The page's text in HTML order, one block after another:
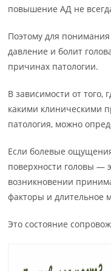
повышение АД не
Поэтому для понимания
давление и болит
причинах патологии.
В зависимости от того,
какими клиническими
патология, можно
Если болевые
поверхности головы —
возникновении
факторы и длительное
Это состояние